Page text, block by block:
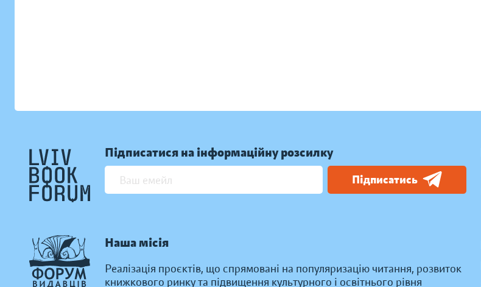
Підписатися на інформаційну розсилку
Підписатись
Наша місія
Реалізація проєктів, що спрямовані на популяризацію читання, розвиток
книжкового ринку та підвищення культурного і освітнього рівня